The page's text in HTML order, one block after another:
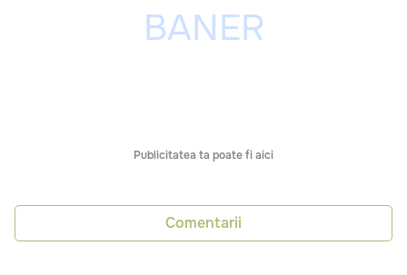
Publicitatea ta poate fi aici
Comentarii